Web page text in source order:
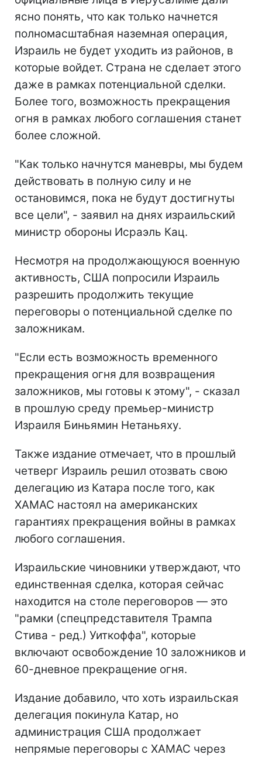
ясно понять, что как только начнется
полномасштабная наземная операция,
Израиль не будет уходить из районов, в
которые войдет. Страна не сделает этого
даже в рамках потенциальной сделки.
Более того, возможность прекращения
огня в рамках любого соглашения станет
более сложной.
"Как только начнутся маневры, мы будем
действовать в полную силу и не
остановимся, пока не будут достигнуты
все цели", - заявил на днях израильский
министр обороны Исраэль Кац.
Несмотря на продолжающуюся военную
активность, США попросили Израиль
разрешить продолжить текущие
переговоры о потенциальной сделке по
заложникам.
"Если есть возможность временного
прекращения огня для возвращения
заложников, мы готовы к этому", - сказал
в прошлую среду премьер-министр
Израиля Биньямин Нетаньяху.
Также издание отмечает, что в прошлый
четверг Израиль решил отозвать свою
делегацию из Катара после того, как
ХАМАС настоял на американских
гарантиях прекращения войны в рамках
любого соглашения.
Израильские чиновники утверждают, что
единственная сделка, которая сейчас
находится на столе переговоров — это
"рамки (спецпредставителя Трампа
Стива - ред.) Уиткоффа", которые
включают освобождение 10 заложников и
60-дневное прекращение огня.
Издание добавило, что хоть израильская
делегация покинула Катар, но
администрация США продолжает
непрямые переговоры с ХАМАС через